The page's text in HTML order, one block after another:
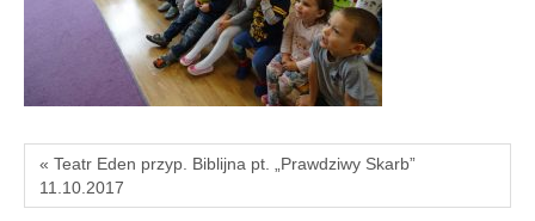
« Teatr Eden przyp. Biblijna pt. „Prawdziwy Skarb”
11.10.2017